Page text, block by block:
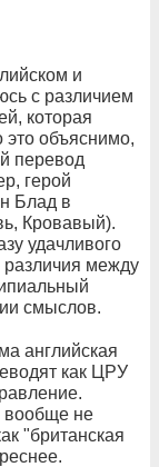
и
с различием
которая
это объяснимо,
перевод
герой
Блад в
Кровавый).
удачливого
различия между
смыслов.
английская
как ЦРУ
вообще не
"британская